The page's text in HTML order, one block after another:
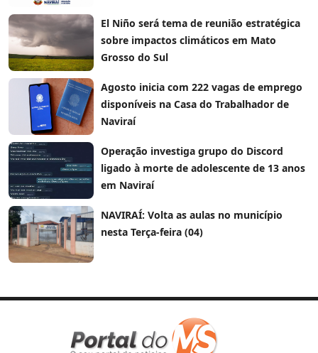
El Niño será tema de reunião estratégica
sobre impactos climáticos em Mato
Grosso do Sul
Agosto inicia com 222 vagas de emprego
disponíveis na Casa do Trabalhador de
Naviraí
Operação investiga grupo do Discord
ligado à morte de adolescente de 13 anos
em Naviraí
NAVIRAÍ: Volta as aulas no município
nesta Terça-feira (04)